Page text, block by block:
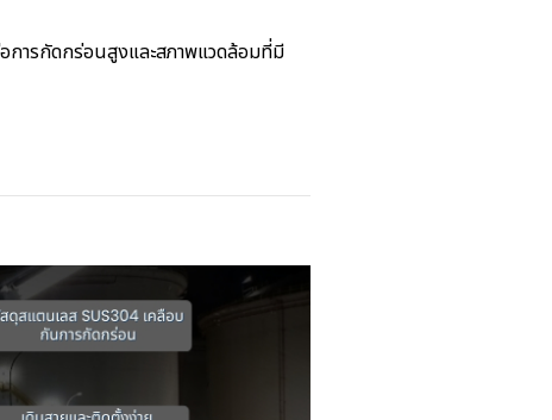
การกัดกร่อนสูงและสภาพแวดล้อมที่มี